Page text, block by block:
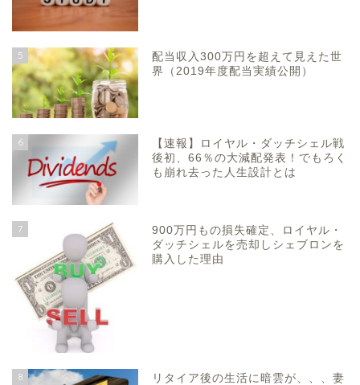
5
配当収入300万円を超えて見えた世
界（2019年度配当実績公開）
6
【速報】ロイヤル・ダッチシェル戦
後初、66％の大減配発表！でもろく
も崩れ去った人生設計とは
7
900万円もの損失確定、ロイヤル・
ダッチシェルを売却しシェブロンを
購入した理由
8
リタイア後の生活に暗雲が、、、妻